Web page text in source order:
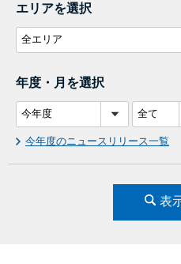
エリアを選択
年度・月を選択
今年度のニュースリリース一覧
表